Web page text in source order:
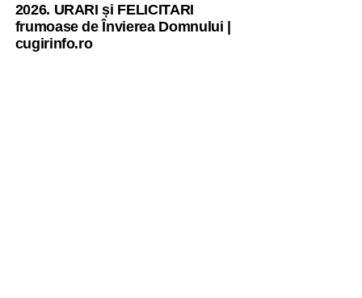
2026. URARI și FELICITARI
frumoase de Învierea Domnului |
cugirinfo.ro